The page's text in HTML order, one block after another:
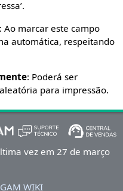
: Ao marcar este campo
automática, respeitando
: Poderá ser
para impressão.
vez em 27 de março
WIKI